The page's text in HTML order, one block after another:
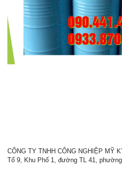
CÔNG TY TNHH CÔNG NGHIỆP MỸ
Tổ 9, Khu Phố 1, đường TL 41,